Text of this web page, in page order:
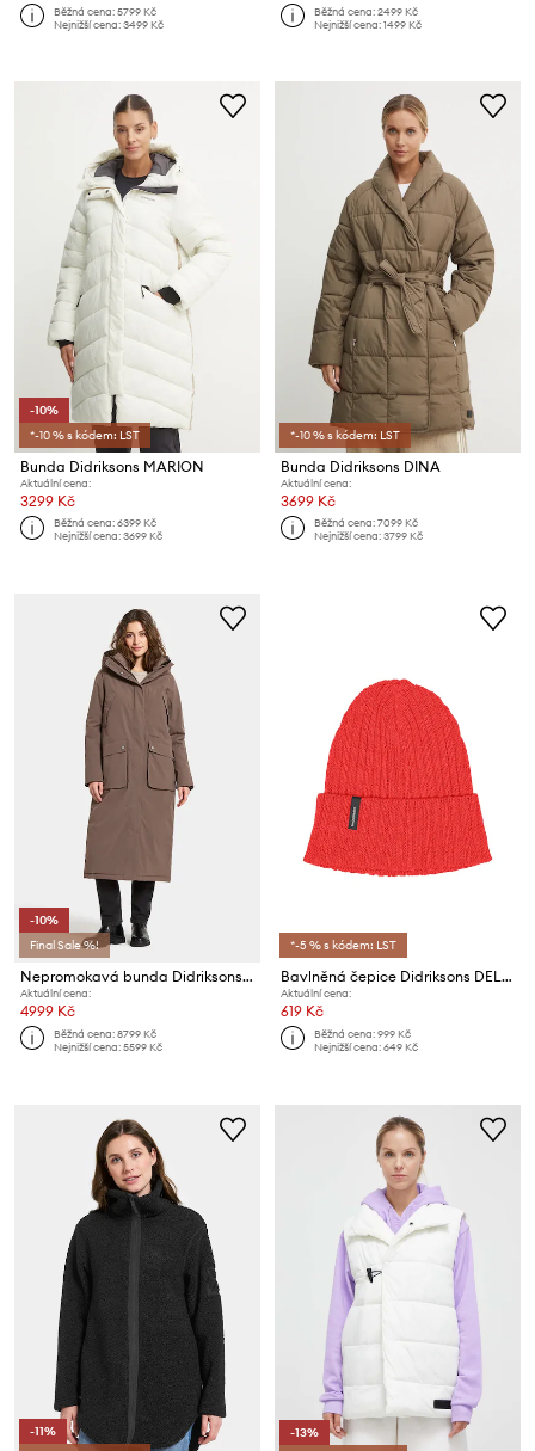
Běžná cena:5799 Kč
Nejnižší cena:3499 Kč
Běžná cena:2499 Kč
Nejnižší cena:1499 Kč
-10%
*-10 % s kódem: LST
Bunda Didriksons MARION
Aktuální cena:
3299 Kč
Běžná cena:6399 Kč
Nejnižší cena:3699 Kč
*-10 % s kódem: LST
Bunda Didriksons DINA
Aktuální cena:
3699 Kč
Běžná cena:7099 Kč
Nejnižší cena:3799 Kč
-10%
Final Sale %!
Nepromokavá bunda Didriksons MELODY
Aktuální cena:
4999 Kč
Běžná cena:8799 Kč
Nejnižší cena:5599 Kč
*-5 % s kódem: LST
Bavlněná čepice Didriksons DELMAR
Aktuální cena:
619 Kč
Běžná cena:999 Kč
Nejnižší cena:649 Kč
-11%
-13%